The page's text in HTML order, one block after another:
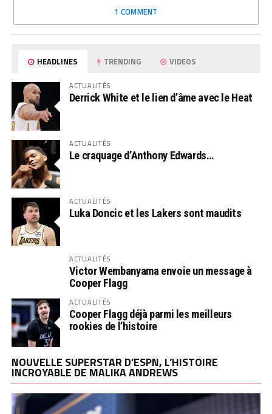
1 COMMENT
HEADLINES TRENDING VIDEOS
ACTUALITÉS
Derrick White et le lien d’âme avec le Heat
ACTUALITÉS
Le craquage d’Anthony Edwards…
ACTUALITÉS
Luka Doncic et les Lakers sont maudits
ACTUALITÉS
Victor Wembanyama envoie un message à
Cooper Flagg
ACTUALITÉS
Cooper Flagg déjà parmi les meilleurs
rookies de l’histoire
NOUVELLE SUPERSTAR D’ESPN, L’HISTOIRE
INCROYABLE DE MALIKA ANDREWS